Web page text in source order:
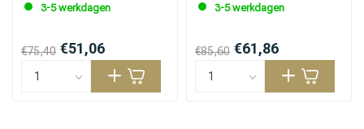
3-5 werkdagen
€75,40 €51,06
3-5 werkdagen
€85,60 €61,86